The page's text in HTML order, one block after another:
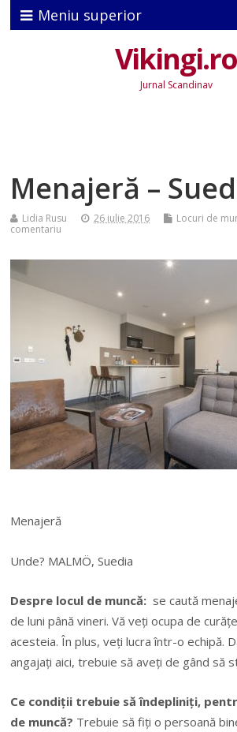
Meniu superior
Vikingi.ro
Jurnal Scandinav
Menajeră –
Lidia Rusu 26 iulie 2016 Locuri de
comentariu
Menajeră
Unde? MALMÖ, Suedia
Despre locul de muncă: se caută
de luni până vineri. Vă veți ocupa de
acesteia. În plus, veți lucra într-o echipă.
angajați aici, trebuie să aveți de gând să
Ce condiții trebuie să îndepliniți,
de muncă? Trebuie să fiți o persoană